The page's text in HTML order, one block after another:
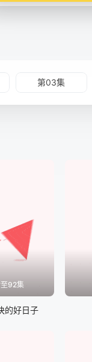
第03集
92集
的好日子